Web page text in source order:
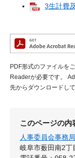
3生計費
PDF形式のファイルを
Readerが必要です。
先からダウンロードし
このページの内
人事委員会事務局
岐阜市薮田南2